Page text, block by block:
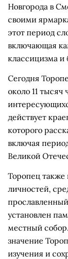
Новгорода в
своими
этот период
включающая
классицизма и
Сегодня
около 11 тысяч
действует
которого
включая
Великой
Торопец также
личностей,
установлен
местный
значение
изучения и